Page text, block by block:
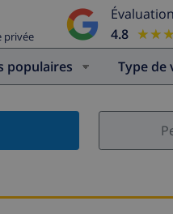
privée
4.8
populaires Type de